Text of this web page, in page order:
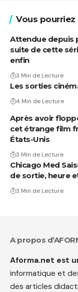
Vous pourriez
Attendue depuis
suite de cette
enfin
3 Min de Lecture
Les sorties
4 Min de Lecture
Après avoir
cet étrange film
États-Unis
3 Min de Lecture
Chicago Med
de sortie, heure
3 Min de Lecture
A propos
Aforma.net est
informatique et
des articles